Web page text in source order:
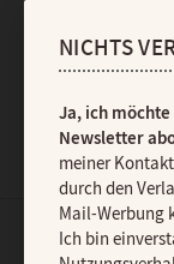
AGB und
NICHTS
Ja, ich
Newsletter
meiner
durch den
Mail-Werbung
Ich bin